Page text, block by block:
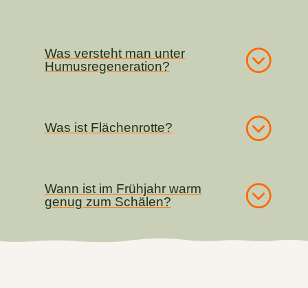
Was versteht man unter
Humusregeneration?
Was ist Flächenrotte?
Wann ist im Frühjahr warm
genug zum Schälen?